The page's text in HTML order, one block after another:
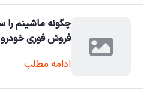
فروش فوری خودرو
ادامه مطلب